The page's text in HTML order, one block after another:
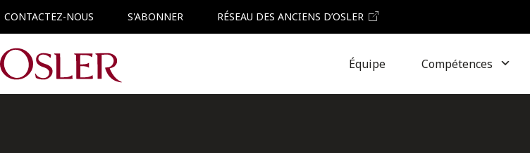
CONTACTEZ-NOUS S'ABONNER RÉSEAU DES ANCIENS D’OSLER
Main Navigation Équipe Compétences